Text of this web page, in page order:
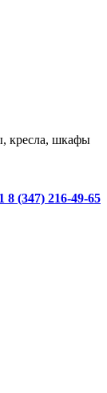
кресла, шкафы
8 (347) 216-49-65